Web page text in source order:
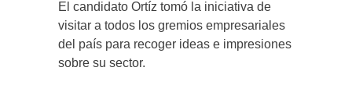
El candidato Ortíz tomó la iniciativa de
visitar a todos los gremios empresariales
del país para recoger ideas e impresiones
sobre su sector.